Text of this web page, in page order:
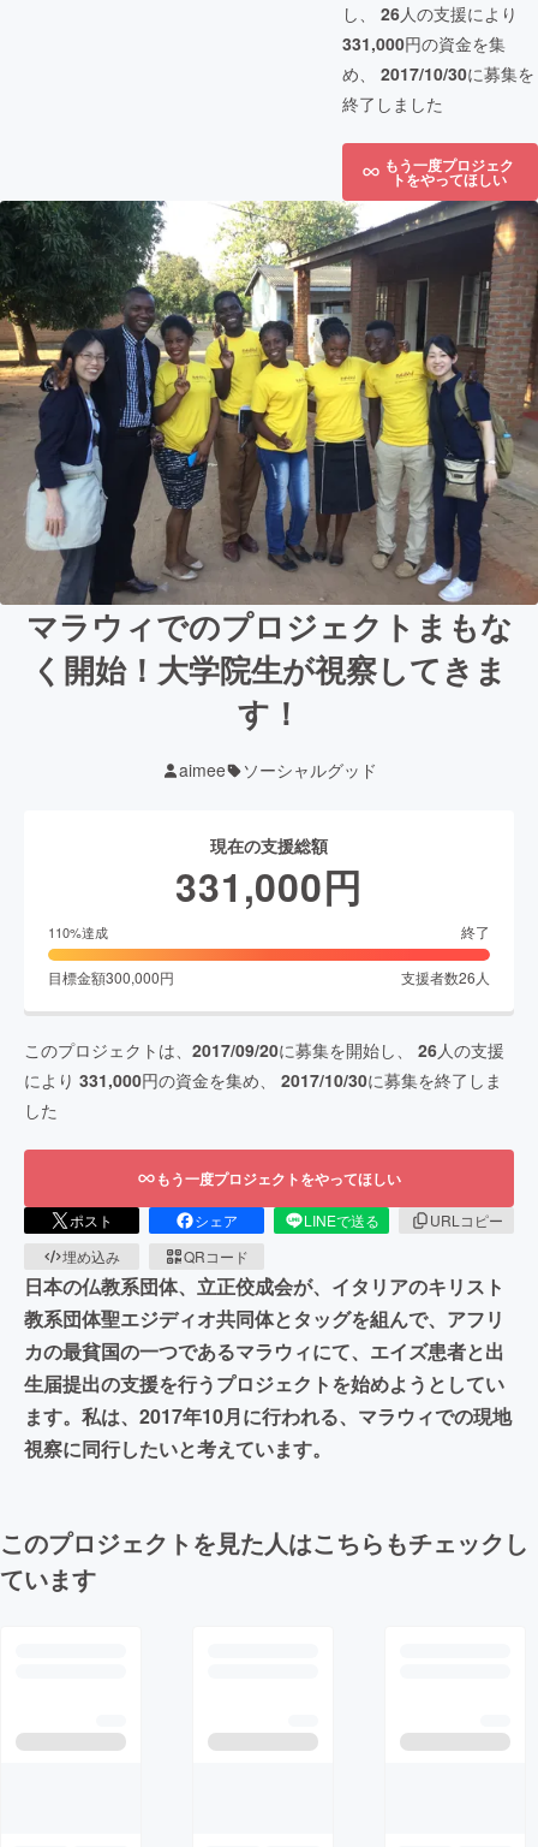
し、 26人の支援により
331,000円の資金を集
め、 2017/10/30に募集を
終了しました
もう一度プロジェク
トをやってほしい
マラウィでのプロジェクトまもな
く開始！大学院生が視察してきま
す！
aimee ソーシャルグッド
現在の支援総額
331,000円
110%達成 終了
目標金額300,000円 支援者数26 人
このプロジェクトは、 2017/09/20に募集を開始し、 26人の支援
により 331,000円の資金を集め、 2017/10/30に募集を終了しま
した
もう一度プロジェクトをやってほしい
ポスト シェア LINEで送る
URLコピー
埋め込み
QRコード
日本の仏教系団体、立正佼成会が、イタリアのキリスト
教系団体聖エジディオ共同体とタッグを組んで、アフリ
カの最貧国の一つであるマラウィにて、エイズ患者と出
生届提出の支援を行うプロジェクトを始めようとしてい
ます。私は、2017年10月に行われる、マラウィでの現地
視察に同行したいと考えています。
このプロジェクトを見た人はこちらもチェックし
ています